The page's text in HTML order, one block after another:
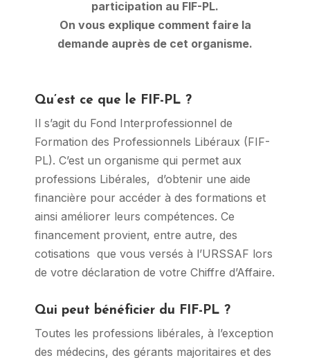
participation au FIF-PL.
On vous explique comment faire la
demande auprès de cet organisme.
Qu’est ce que le FIF-PL ?
Il s’agit du Fond Interprofessionnel de
Formation des Professionnels Libéraux (FIF-
PL). C’est un organisme qui permet aux
professions Libérales, d’obtenir une aide
financière pour accéder à des formations et
ainsi améliorer leurs compétences. Ce
financement provient, entre autre, des
cotisations que vous versés à l’URSSAF lors
de votre déclaration de votre Chiffre d’Affaire.
Qui peut bénéficier du FIF-PL ?
Toutes les professions libérales, à l’exception
des médecins, des gérants majoritaires et des